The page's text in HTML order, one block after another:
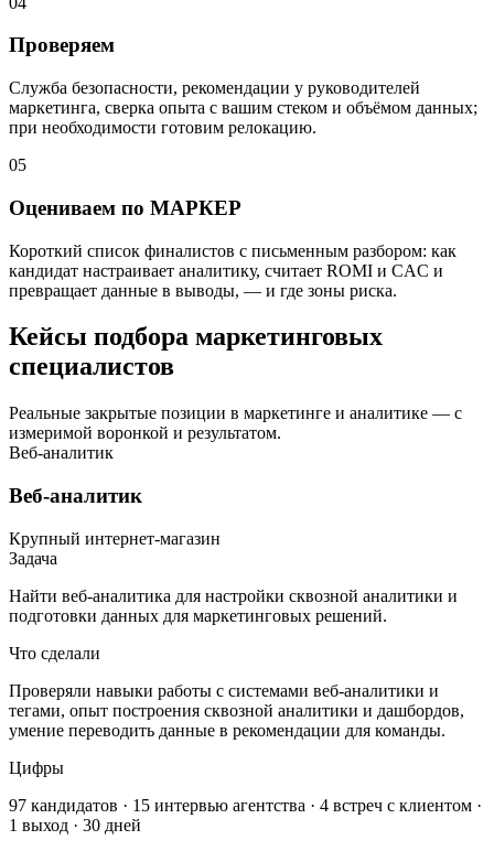
Проверяем
Служба безопасности, рекомендации у руководителей
маркетинга, сверка опыта с вашим стеком и объёмом данных;
при необходимости готовим релокацию.
05
Оцениваем по МАРКЕР
Короткий список финалистов с письменным разбором: как
кандидат настраивает аналитику, считает ROMI и CAC и
превращает данные в выводы, — и где зоны риска.
Кейсы подбора маркетинговых
специалистов
Реальные закрытые позиции в маркетинге и аналитике — с
измеримой воронкой и результатом.
Веб-аналитик
Веб-аналитик
Крупный интернет-магазин
Задача
Найти веб-аналитика для настройки сквозной аналитики и
подготовки данных для маркетинговых решений.
Что сделали
Проверяли навыки работы с системами веб-аналитики и
тегами, опыт построения сквозной аналитики и дашбордов,
умение переводить данные в рекомендации для команды.
Цифры
97 кандидатов · 15 интервью агентства · 4 встреч с клиентом ·
1 выход · 30 дней